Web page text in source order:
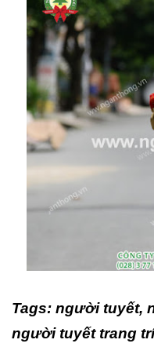
Tags: người tuyết,
người tuyết trang